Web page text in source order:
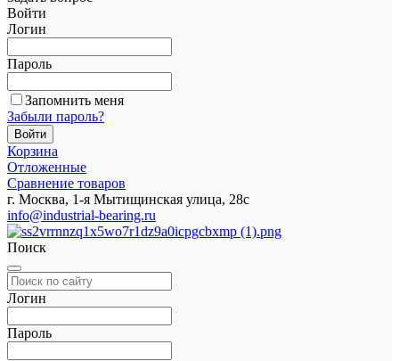
Войти
Логин
Пароль
Запомнить меня
Забыли пароль?
Корзина
Отложенные
Сравнение товаров
г. Москва, 1-я Мытищинская улица, 28с
info@industrial-bearing.ru
Поиск
Логин
Пароль